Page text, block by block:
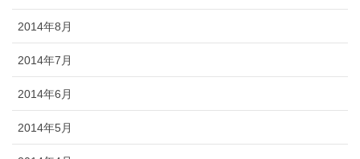
2014年8月
2014年7月
2014年6月
2014年5月